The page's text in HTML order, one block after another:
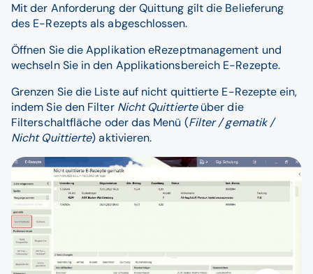
Mit der Anforderung der Quittung gilt die Belieferung
des E-Rezepts als abgeschlossen.
Öffnen Sie die Applikation eRezeptmanagement und
wechseln Sie in den Applikationsbereich E-Rezepte.
Grenzen Sie die Liste auf nicht quittierte E-Rezepte ein,
indem Sie den Filter Nicht Quittierteüber die
Filterschaltfläche oder das Menü (Filter / gematik /
Nicht Quittierte) aktivieren.